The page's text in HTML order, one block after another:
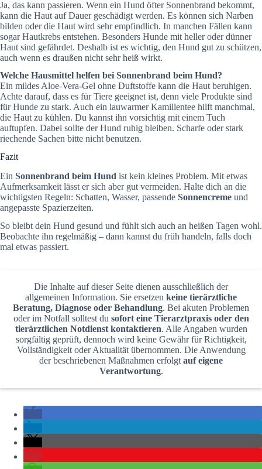
Ja, das kann passieren. Wenn ein Hund öfter Sonnenbrand bekommt,
kann die Haut auf Dauer geschädigt werden. Es können sich Narben
bilden oder die Haut wird sehr empfindlich. In manchen Fällen kann
sogar Hautkrebs entstehen. Besonders Hunde mit heller oder dünner
Haut sind gefährdet. Deshalb ist es wichtig, den Hund gut zu schützen,
auch wenn es draußen nicht sehr heiß wirkt.
Welche Hausmittel helfen bei Sonnenbrand beim Hund?
Ein mildes Aloe-Vera-Gel ohne Duftstoffe kann die Haut beruhigen.
Achte darauf, dass es für Tiere geeignet ist, denn viele Produkte sind
für Hunde zu stark. Auch ein lauwarmer Kamillentee hilft manchmal,
die Haut zu kühlen. Du kannst ihn vorsichtig mit einem Tuch
auftupfen. Dabei sollte der Hund ruhig bleiben. Scharfe oder stark
riechende Sachen bitte nicht benutzen.
Fazit
Ein Sonnenbrand beim Hund ist kein kleines Problem. Mit etwas
Aufmerksamkeit lässt er sich aber gut vermeiden. Halte dich an die
wichtigsten Regeln: Schatten, Wasser, passende Sonnencreme und
angepasste Spazierzeiten.
So bleibt dein Hund gesund und fühlt sich auch an heißen Tagen wohl.
Beobachte ihn regelmäßig – dann kannst du früh handeln, falls doch
mal etwas passiert.
Die Inhalte auf dieser Seite dienen ausschließlich der
allgemeinen Information. Sie ersetzen keine tierärztliche
Beratung, Diagnose oder Behandlung. Bei akuten Problemen
oder im Notfall solltest du sofort eine Tierarztpraxis oder den
tierärztlichen Notdienst kontaktieren. Alle Angaben wurden
sorgfältig geprüft, dennoch wird keine Gewähr für Richtigkeit,
Vollständigkeit oder Aktualität übernommen. Die Anwendung
der beschriebenen Maßnahmen erfolgt auf eigene
Verantwortung.